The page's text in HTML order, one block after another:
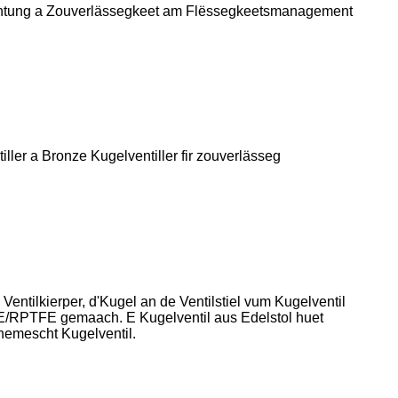
a Zouverlässegkeet am Flëssegkeetsmanagement
a Bronze Kugelventiller fir zouverlässeg
d'Kugel an de Ventilstiel vum Kugelventil
RPTFE gemaach. E Kugelventil aus Edelstol huet
Kugelventil.